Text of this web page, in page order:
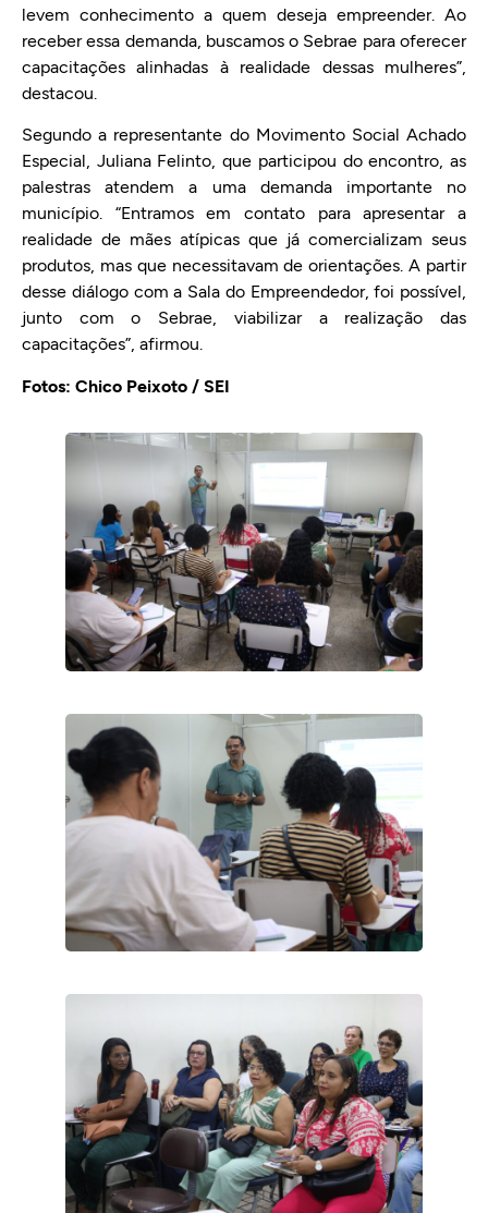
levem conhecimento a quem deseja empreender. Ao
receber essa demanda, buscamos o Sebrae para oferecer
capacitações alinhadas à realidade dessas mulheres”,
destacou.
Segundo a representante do Movimento Social Achado
Especial, Juliana Felinto, que participou do encontro, as
palestras atendem a uma demanda importante no
município. “Entramos em contato para apresentar a
realidade de mães atípicas que já comercializam seus
produtos, mas que necessitavam de orientações. A partir
desse diálogo com a Sala do Empreendedor, foi possível,
junto com o Sebrae, viabilizar a realização das
capacitações”, afirmou.
Fotos: Chico Peixoto / SEI